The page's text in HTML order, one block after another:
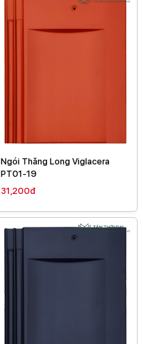
Ngói Thăng Long Viglacera
PT01-19
31,200đ